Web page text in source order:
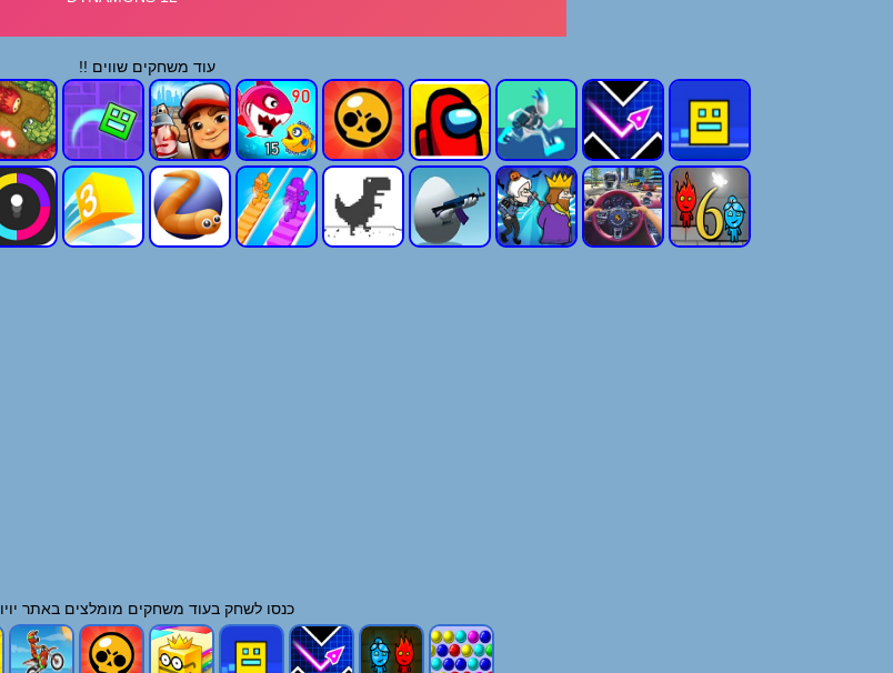
עוד משחקים שווים !!
כנסו לשחק בעוד משחקים מומלצים באתר יויו